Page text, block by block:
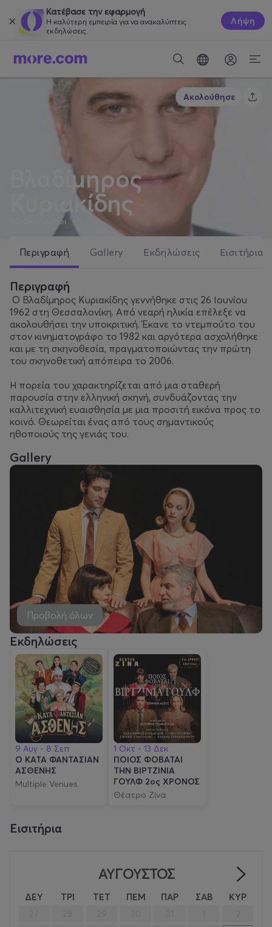
Κατέβασε την εφαρμογή
Η καλύτερη εμπειρία για να ανακαλύπτεις
εκδηλώσεις.
Λήψη
Βλαδίμηρος
Κυριακίδης
ακόλουθοι
Ακολούθησε
Περιγραφή Gallery Εκδηλώσεις Εισιτήρια
Περιγραφή
Ο Βλαδίμηρος Κυριακίδης γεννήθηκε στις 26 Ιουνίου
1962 στη Θεσσαλονίκη. Από νεαρή ηλικία επέλεξε να
ακολουθήσει την υποκριτική. Έκανε το ντεμπούτο του
στον κινηματογράφο το 1982 και αργότερα ασχολήθηκε
και με τη σκηνοθεσία, πραγματοποιώντας την πρώτη
του σκηνοθετική απόπειρα το 2006.
Η πορεία του χαρακτηρίζεται από μια σταθερή
παρουσία στην ελληνική σκηνή, συνδυάζοντας την
καλλιτεχνική ευαισθησία με μια προσιτή εικόνα προς το
κοινό. Θεωρείται ένας από τους σημαντικούς
ηθοποιούς της γενιάς του.
Gallery
Προβολή όλων
Εκδηλώσεις
9 Αυγ - 8 Σεπ
Ο ΚΑΤΑ ΦΑΝΤΑΣΙΑΝ
ΑΣΘΕΝΗΣ
Multiple Venues
1 Οκτ - 13 Δεκ
ΠΟΙΟΣ ΦΟΒΑΤΑΙ
ΤΗΝ ΒΙΡΤΖΙΝΙΑ
ΓΟΥΛΦ 2ος ΧΡΟΝΟΣ
Θέατρο Ζίνα
Εισιτήρια
ΑΎΓΟΥΣΤΟΣ
ΔΕΥ ΤΡΙ ΤΕΤ ΠΕΜ ΠΑΡ ΣΑΒ ΚΥΡ